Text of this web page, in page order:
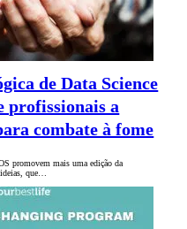
de Data Science
profissionais a
combate à fome
promovem mais uma edição da
ideias, que…